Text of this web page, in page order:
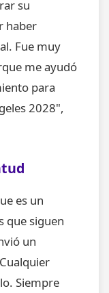
su
haber
Fue muy
me ayudó
para
2028",
es un
que siguen
un
Siempre